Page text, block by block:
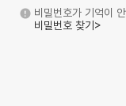
비밀번호가 기억이
비밀번호 찾기>